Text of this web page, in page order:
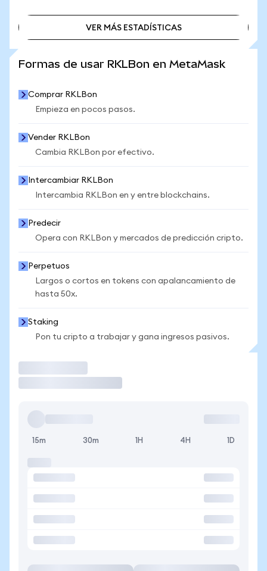
VER MÁS ESTADÍSTICAS
Formas de usar RKLBon en MetaMask
Comprar RKLBon
Empieza en pocos pasos.
Vender RKLBon
Cambia RKLBon por efectivo.
Intercambiar RKLBon
Intercambia RKLBon en y entre blockchains.
Predecir
Opera con RKLBon y mercados de predicción cripto.
Perpetuos
Largos o cortos en tokens con apalancamiento de
hasta 50x.
Staking
Pon tu cripto a trabajar y gana ingresos pasivos.
15m 30m 1H 4H 1D